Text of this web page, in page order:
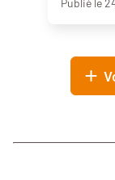
Publié le